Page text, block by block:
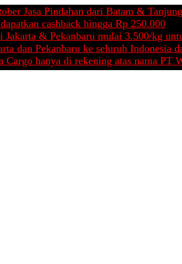
Pindahan dari Batam & Tanjung
cashback hingga Rp 250.000
& Pekanbaru mulai 3.500/kg untuk
ke seluruh Indonesia
di rekening atas nama PT Wajah